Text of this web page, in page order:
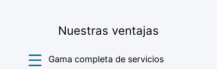
Nuestras ventajas
Gama completa de servicios